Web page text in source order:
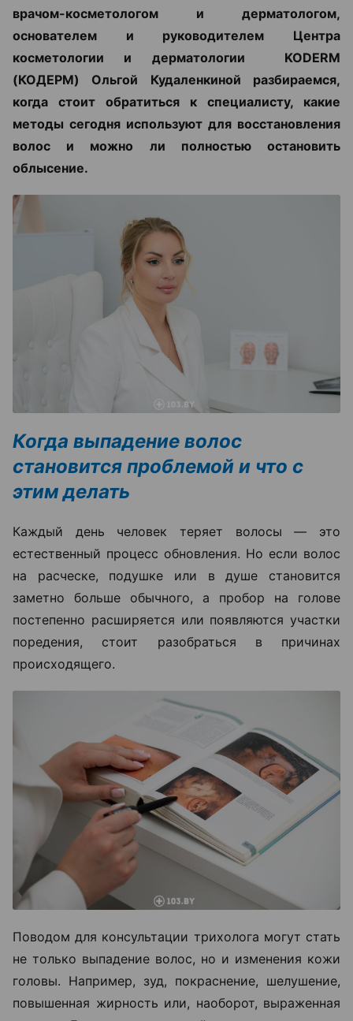
врачом-косметологом и дерматологом,
основателем и руководителем Центра
косметологии и дерматологии KODERM
(КОДЕРМ) Ольгой Кудаленкиной разбираемся,
когда стоит обратиться к специалисту, какие
методы сегодня используют для восстановления
волос и можно ли полностью остановить
облысение.
Когда выпадение волос
становится проблемой и что с
этим делать
Каждый день человек теряет волосы — это
естественный процесс обновления. Но если волос
на расческе, подушке или в душе становится
заметно больше обычного, а пробор на голове
постепенно расширяется или появляются участки
поредения, стоит разобраться в причинах
происходящего.
Поводом для консультации трихолога могут стать
не только выпадение волос, но и изменения кожи
головы. Например, зуд, покраснение, шелушение,
повышенная жирность или, наоборот, выраженная